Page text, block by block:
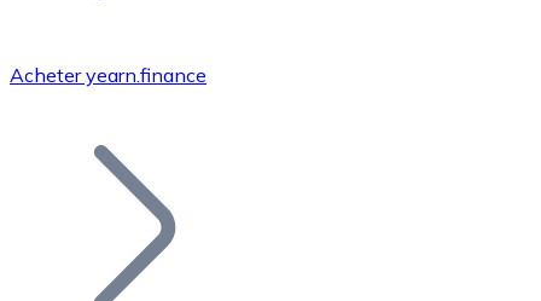
Bitcoin
Acheter yearn.finance